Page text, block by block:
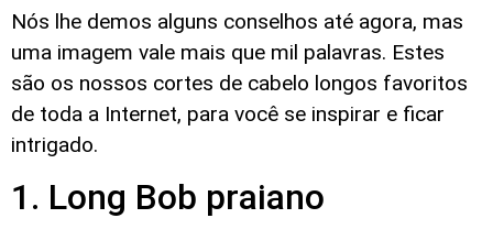
Nós lhe demos alguns conselhos até agora, mas
uma imagem vale mais que mil palavras. Estes
são os nossos cortes de cabelo longos favoritos
de toda a Internet, para você se inspirar e ficar
intrigado.
1. Long Bob praiano